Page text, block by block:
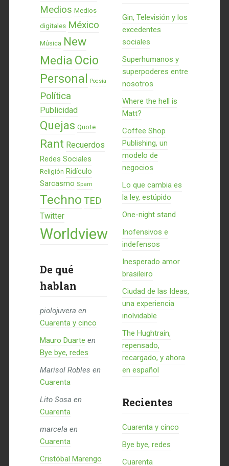
Medios Medios
digitales México
Música New
Media Ocio
Personal Poesía
Política
Publicidad
Quejas Quote
Rant Recuerdos
Redes Sociales
Religión Ridículo
Sarcasmo Spam
Techno TED
Twitter
Worldview
De qué
hablan
piolojuvera en
Cuarenta y cinco
Mauro Duarte en
Bye bye, redes
Marisol Robles en
Cuarenta
Lito Sosa en
Cuarenta
marcela en
Cuarenta
Cristóbal Marengo
Gin, Televisión y los
excedentes
sociales
Superhumanos y
superpoderes entre
nosotros
Where the hell is
Matt?
Coffee Shop
Publishing, un
modelo de
negocios
Lo que cambia es
la ley, estúpido
One-night stand
Inofensivos e
indefensos
Inesperado amor
brasileiro
Ciudad de las Ideas,
una experiencia
inolvidable
The Hughtrain,
repensado,
recargado, y ahora
en español
Recientes
Cuarenta y cinco
Bye bye, redes
Cuarenta